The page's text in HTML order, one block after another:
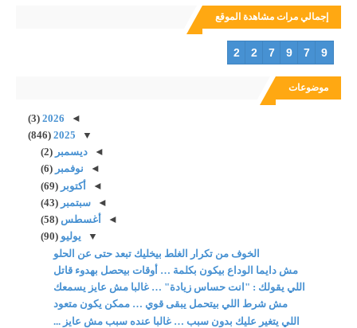
إجمالي مرات مشاهدة الموقع
2 2 7 9 7 9
موضوعات
◄
2026
(3)
▼
2025
(846)
◄ديسمبر(2)
◄ نوفمبر(6)
◄أكتوبر(69)
◄سبتمبر(43)
◄
أغسطس(58)
▼ يوليو(90)
الخوف من تكرار الغلط بيخليك تبعد حتى عن الحلو
مش دايما الوداع بيكون بكلمة … أوقات بيحصل بهدوء قاتل
اللي يقولك : "انت حساس زيادة" … غالبا مش عايز يسمعك
مش شرط اللي بيتحمل يبقى قوي … ممكن يكون متعود
اللي يتغير عليك بدون سبب … غالبا عنده سبب مش عايز ...